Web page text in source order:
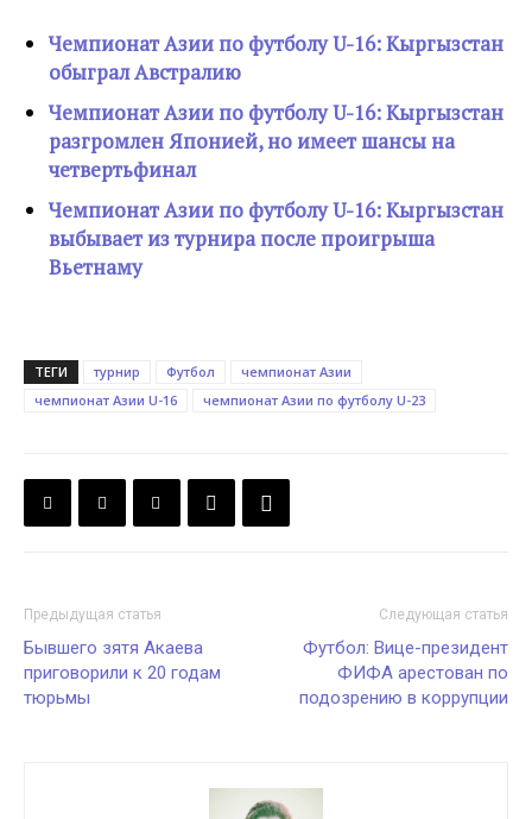
Чемпионат Азии по футболу U-16: Кыргызстан
обыграл Австралию
Чемпионат Азии по футболу U-16: Кыргызстан
разгромлен Японией, но имеет шансы на
четвертьфинал
Чемпионат Азии по футболу U-16: Кыргызстан
выбывает из турнира после проигрыша
Вьетнаму
ТЕГИ турнир Футбол
чемпионат Азии
чемпионат Азии U-16
чемпионат Азии по футболу U-23
Предыдущая статья
Бывшего зятя Акаева
приговорили к 20 годам
тюрьмы
Следующая статья
Футбол: Вице-президент
ФИФА арестован по
подозрению в коррупции